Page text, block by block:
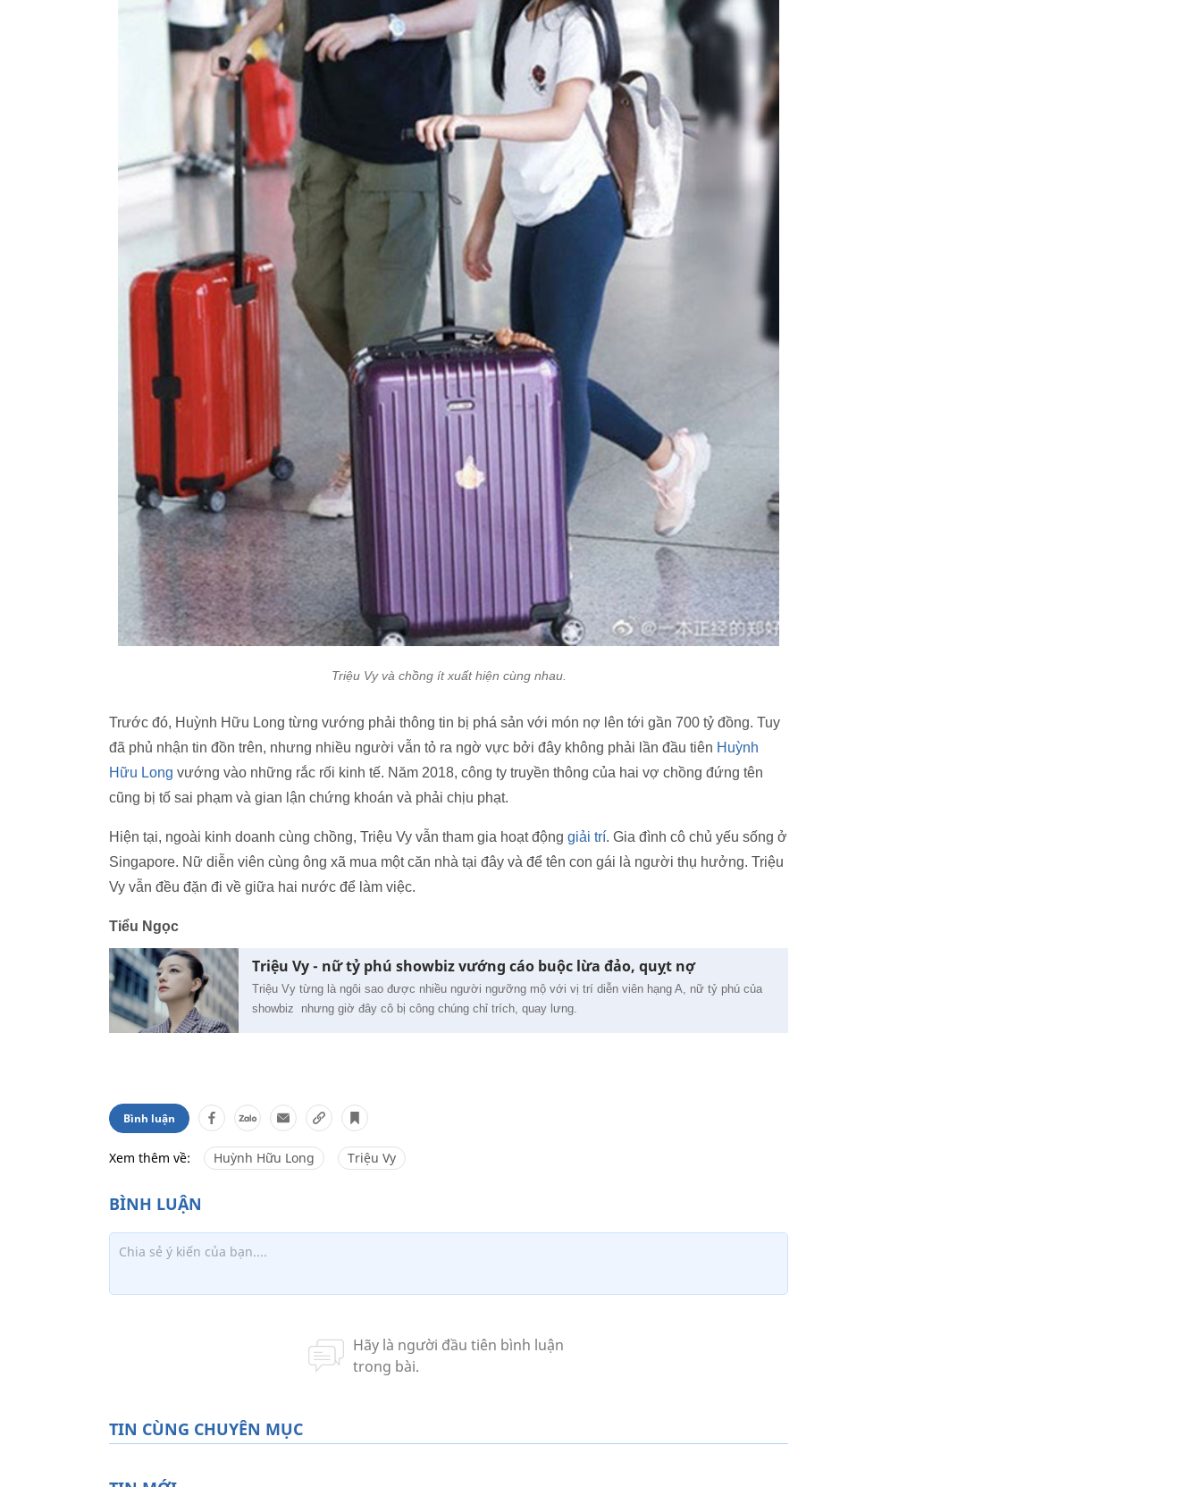
Triệu Vy và chồng ít xuất hiện cùng nhau.
Trước đó, Huỳnh Hữu Long từng vướng phải thông tin bị phá sản với món nợ lên tới gần 700 tỷ đồng. Tuy
đã phủ nhận tin đồn trên, nhưng nhiều người vẫn tỏ ra ngờ vực bởi đây không phải lần đầu tiên Huỳnh
Hữu Long vướng vào những rắc rối kinh tế. Năm 2018, công ty truyền thông của hai vợ chồng đứng tên
cũng bị tố sai phạm và gian lận chứng khoán và phải chịu phạt.
Hiện tại, ngoài kinh doanh cùng chồng, Triệu Vy vẫn tham gia hoạt động giải trí. Gia đình cô chủ yếu sống ở
Singapore. Nữ diễn viên cùng ông xã mua một căn nhà tại đây và để tên con gái là người thụ hưởng. Triệu
Vy vẫn đều đặn đi về giữa hai nước để làm việc.
Tiểu Ngọc
Triệu Vy - nữ tỷ phú showbiz vướng cáo buộc lừa đảo, quỵt nợ
Triệu Vy từng là ngôi sao được nhiều người ngưỡng mộ với vị trí diễn viên hạng A, nữ tỷ phú của
showbiz nhưng giờ đây cô bị công chúng chỉ trích, quay lưng.
Bình luận
Xem thêm về: Huỳnh Hữu Long Triệu Vy
TIN CÙNG CHUYÊN MỤC